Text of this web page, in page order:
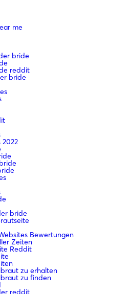
me
bride
reddit
bride
bride
Bewertungen
Zeiten
Reddit
zu erhalten
zu finden
reddit